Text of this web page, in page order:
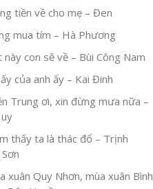
tiền về cho mẹ – Đen
mua tím – Hà Phương
này con sẽ về – Bùi Công Nam
của anh ấy – Kai Đinh
Trung ơi, xin đừng mưa nữa –
thấy ta là thác đổ – Trịnh
xuân Quy Nhơn, mùa xuân Bình